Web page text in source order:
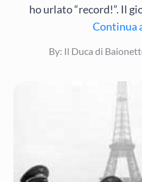
ho urlato “record!”. Il
Continua
By: Il Duca di